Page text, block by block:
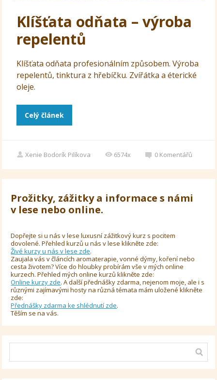
Klíšťata odňata – výroba
repelentů
Klíšťata odňata profesionálním způsobem. Výroba
repelentů, tinktura z hřebíčku. Zvířátka a éterické
oleje.
Celý článek
Xenie Bodorík Pilíkova 6574x 0 Komentářů
Prožitky, zážitky a informace s námi
v lese nebo online.
Dopřejte si u nás v lese luxusní zážitkový kurz s pocitem
dovolené. Přehled kurzů u nás v lese klikněte zde:
Živé kurzy u nás v lese zde.
Zaujala vás v článcích aromaterapie, vonné dýmy, koření nebo
cesta životem? Více do hloubky probírám vše v mých online
kurzech. Přehled mých online kurzů klikněte zde:
Online kurzy zde. A další přednášky zdarma, nejenom moje, ale i s
různými zajímavými hosty na různá témata mám uložené klikněte
zde:
Přednášky zdarma ke shlédnutí zde.
Těším se na vás.